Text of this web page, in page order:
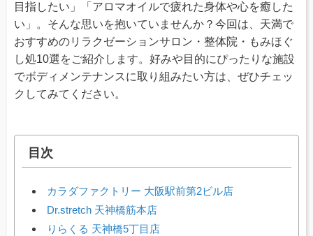
目指したい」「アロマオイルで疲れた身体や心を癒した
い」。そんな思いを抱いていませんか？今回は、天満で
おすすめのリラクゼーションサロン・整体院・もみほぐ
し処10選をご紹介します。好みや目的にぴったりな施設
でボディメンテナンスに取り組みたい方は、ぜひチェッ
クしてみてください。
目次
カラダファクトリー 大阪駅前第2ビル店
Dr.stretch 天神橋筋本店
りらくる 天神橋5丁目店